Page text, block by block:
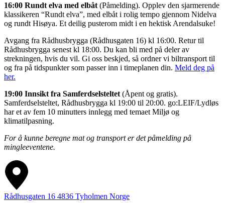
16:00 Rundt elva med elbåt‍ (Påmelding). Opplev den sjarmerende
klassikeren “Rundt elva”, med elbåt i rolig tempo gjennom Nidelva
og rundt Hisøya. Et deilig pusterom midt i en hektisk Arendalsuke!
Avgang fra Rådhusbrygga (Rådhusgaten 16) kl 16:00. Retur til
Rådhusbrygga senest kl 18:00. Du kan bli med på deler av
strekningen, hvis du vil. Gi oss beskjed, så ordner vi biltransport til
og fra på tidspunkter som passer inn i timeplanen din. Meld deg på
her.
19:00 Innsikt fra Samferdselsteltet (Åpent og gratis).
Samferdselsteltet, Rådhusbrygga kl 19:00 til 20:00. go:LEIF/Lydløs
har et av fem 10 minutters innlegg med temaet Miljø og
klimatilpasning.
For å kunne beregne mat og transport er det påmelding på
mingleeventene.
Rådhusgaten 16 4836 Tyholmen Norge